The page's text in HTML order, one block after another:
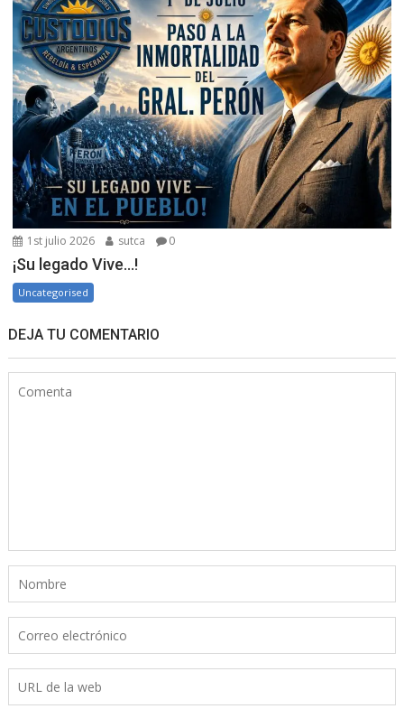
1st julio 2026 sutca 0
¡Su legado Vive…!
Uncategorised
DEJA TU COMENTARIO